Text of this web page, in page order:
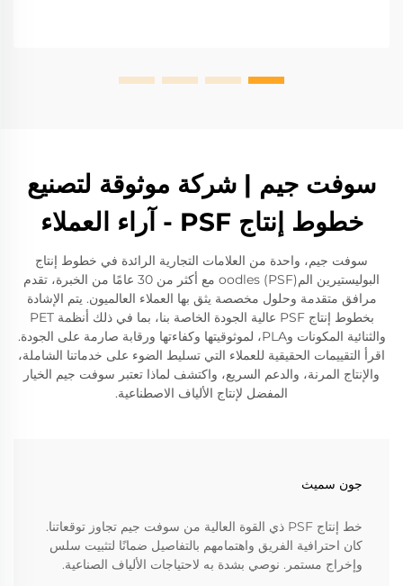
سوفت جيم | شركة موثوقة لتصنيع
خطوط إنتاج PSF - آراء العملاء
سوفت جيم، واحدة من العلامات التجارية الرائدة في خطوط إنتاج
البوليستيرين المoodles (PSF) مع أكثر من 30 عامًا من الخبرة، تقدم
مرافق متقدمة وحلول مخصصة يثق بها العملاء العالميون. يتم الإشادة
بخطوط إنتاج PSF عالية الجودة الخاصة بنا، بما في ذلك أنظمة PET
والثنائية المكونات وPLA، لموثوقيتها وكفاءتها ورقابة صارمة على الجودة.
اقرأ التقييمات الحقيقية للعملاء التي تسليط الضوء على خدماتنا الشاملة،
والإنتاج المرنة، والدعم السريع، واكتشف لماذا تعتبر سوفت جيم الخيار
المفضل لإنتاج الألياف الاصطناعية.
جون سميث
خط إنتاج PSF ذي القوة العالية من سوفت جيم تجاوز توقعاتنا.
كان احترافية الفريق واهتمامهم بالتفاصيل ضمانًا لتثبيت سلس
وإخراج مستمر. نوصي بشدة به لاحتياجات الألياف الصناعية.